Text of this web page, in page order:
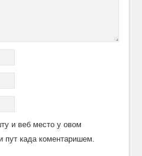
и веб место у овом
пут када коментаришем.